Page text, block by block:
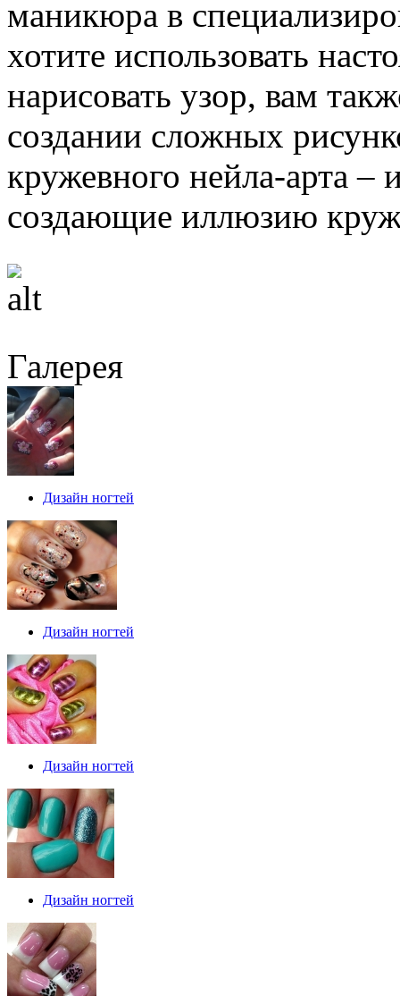
маникюра в
хотите использовать
нарисовать узор, вам
создании сложных
кружевного нейла-арта –
создающие иллюзию
Галерея
Дизайн ногтей
Дизайн ногтей
Дизайн ногтей
Дизайн ногтей